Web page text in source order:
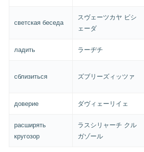
светская беседа
スヴェーツカヤ ビシ
ェーダ
ладить ラーヂチ
сблизиться ズブリーズィッツァ
доверие ダヴィェーリイェ
расширять
кругозор
ラスシリャーチ クル
ガゾール